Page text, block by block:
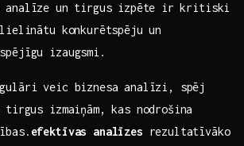
analīze un ⁤tirgus‌ izpēte ir ⁢kritiski
konkurētspēju un
izaugsmi.
veic biznesa​ analīzi, spēj
izmaiņām, kas nodrošina
efektīvas analīzes rezultatīvāko